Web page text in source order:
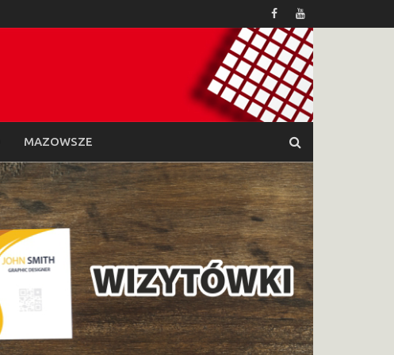
MAZOWSZE